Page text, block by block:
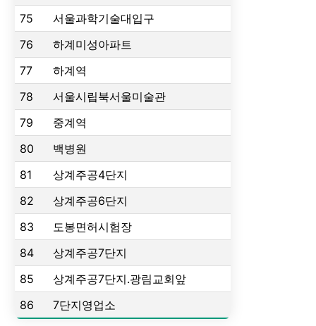
75
서울과학기술대입구
76
하계미성아파트
77
하계역
78
서울시립북서울미술관
79
중계역
80
백병원
81
상계주공4단지
82
상계주공6단지
83
도봉면허시험장
84
상계주공7단지
85
상계주공7단지.광림교회앞
86
7단지영업소